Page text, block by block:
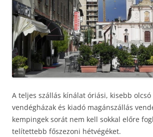
A teljes szállás kínálat óriási, kisebb olcsó
vendégházak és kiadó magánszállás
kempingek sorát nem kell sokkal előre
telítettebb főszezoni hétvégéket.